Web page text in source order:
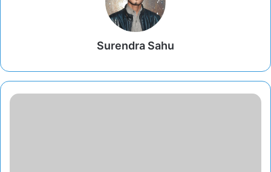
Surendra Sahu